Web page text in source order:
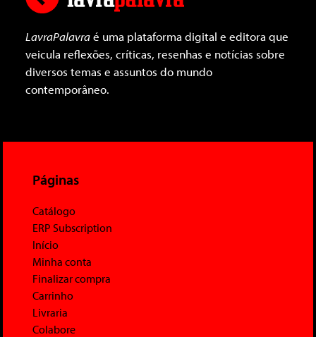
LavraPalavraé uma plataforma digital e editora que
veicula reflexões, críticas, resenhas e notícias sobre
diversos temas e assuntos do mundo
contemporâneo.
Páginas
Catálogo
ERP Subscription
Início
Minha conta
Finalizar compra
Carrinho
Livraria
Colabore